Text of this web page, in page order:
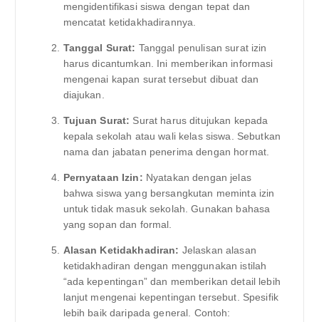
mengidentifikasi siswa dengan tepat dan
mencatat ketidakhadirannya.
Tanggal Surat: Tanggal penulisan surat izin
harus dicantumkan. Ini memberikan informasi
mengenai kapan surat tersebut dibuat dan
diajukan.
Tujuan Surat: Surat harus ditujukan kepada
kepala sekolah atau wali kelas siswa. Sebutkan
nama dan jabatan penerima dengan hormat.
Pernyataan Izin: Nyatakan dengan jelas
bahwa siswa yang bersangkutan meminta izin
untuk tidak masuk sekolah. Gunakan bahasa
yang sopan dan formal.
Alasan Ketidakhadiran: Jelaskan alasan
ketidakhadiran dengan menggunakan istilah
“ada kepentingan” dan memberikan detail lebih
lanjut mengenai kepentingan tersebut. Spesifik
lebih baik daripada general. Contoh: